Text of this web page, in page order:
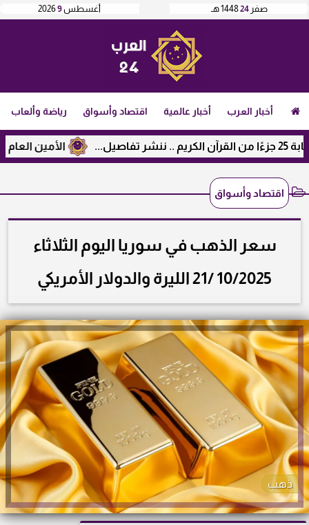
أغسطس9
2026 صفر 241448 هـ
أخبار العرب أخبار عالمية اقتصاد وأسواق رياضة وألعاب
الأمين العام لرابطة
اقتصاد وأسواق
سعر الذهب في سوريا اليوم الثلاثاء
10/2025 /21 الليرة والدولار الأمريكي
ذهب